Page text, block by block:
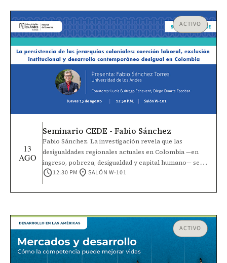
rigorous, interdisciplinary dialogue, strengthen
international research networks, and expand
knowledge across diverse economic contexts.
ACTIVO
13
AGO
Seminario CEDE - Fabio Sánchez
Fabio Sánchez. La investigación revela que las
desigualdades regionales actuales en Colombia —en
ingreso, pobreza, desigualdad y capital humano— se
explican en gran medida por la intensidad de las
siglos XVI y XVIII. Estas jerarquías surgieron de la
dotaciones de factores precoloniales y la elección de
instituciones de coerción laboral por parte de los
colonizadores, como la encomienda, la mita, el
concertaje y la esclavitud, respaldadas por
instituciones políticas coloniales como los Cabildos y
schedule12:30 PM location_onSALÓN W-101
ACTIVO